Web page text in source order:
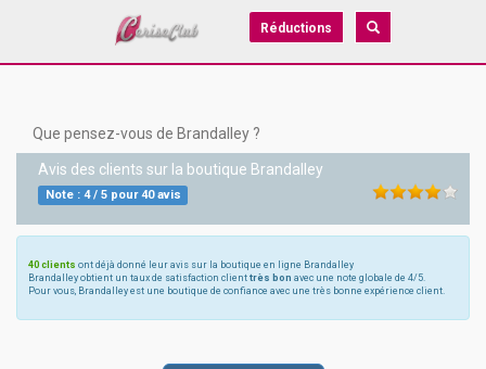
Réductions
Que pensez-vous de Brandalley ?
Avis des clients sur la boutique Brandalley
Note : 4/ 5pour40avis
40 clients ont déjà donné leur avis sur la boutique en ligne Brandalley
Brandalley obtient un taux de satisfaction client très bon avec une note globale de 4/5.
Pour vous, Brandalley est une boutique de confiance avec une très bonne expérience client.